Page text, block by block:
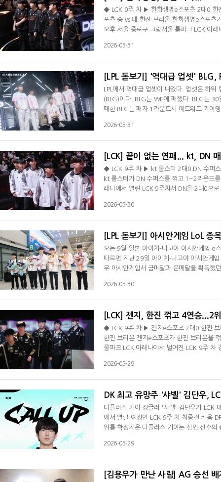
◆ LCK 9주 차 ▶ 한화생명e스포츠 2대0 한
포츠 승 vs 패 한진 브리온 한화생명e스포
오후 서울 종로구 그랑서울 롤파크 LCK 아
기록하며 막차로 로드 투 MSI 진출을 확정
2026-05-31
[LPL 돋보기] '역대급 업셋' BLG,
LPL에서 역대급 업셋이 나왔다. 업셋은 하
(BLG)이다. BLG는 WE에 패했다. BLG는
패한 BLG는 패자 1라운드서 에드워드 게이
패(+16)로 1위를 차지했다. 반면 WE는 개
2026-05-31
[LCK] 끝이 없는 연패... kt, DN
◆ LCK 9주 차 ▶ kt 롤스터 2대0 DN 수퍼스
kt 롤스터가 DN 수퍼스를 꺾고 1~2라운드
레나에서 열린 LCK 9주차서 DN을 2대0으
리한 kt가 기선을 제압했다. 1세트 초반 바
2026-05-30
[LPL 돋보기] 아시안게임 LoL 종
오는 9월 일본 아이치-나고야 아시안게임 e
따르면 지난 29일 아이치-나고야 아시안게
우 아시안게임서 금메달과 은메달을 획득했
년 처음으로 시범 종목으로 채택됐던 자카르
2026-05-30
[LCK] 젠지, 한진 꺾고 4연승...2
◆ LCK 9주 차 ▶ 젠지e스포츠 2대0 한진 브
한진 브리온 젠지e스포츠가 한진 브리온을
롤파크 LCK 아레나에서 벌어진 LCK 9주 차
못했다. 1세트 초반 바텀 전투서 이득을 챙
2026-05-29
DK 최고 유망주 '샤벨' 김단우,
디플러스 기아 정글러 '샤벨' 김단우가 LCK
에서 열릴 예정인 LCK 9주 차 최종전 키움
위를 확정지은 디플러스 기아는 신인 선수
가는 차원서 LCKCL서 경기를 치를 예정이
2026-05-29
[김용우가 만난 사람] AG 승선